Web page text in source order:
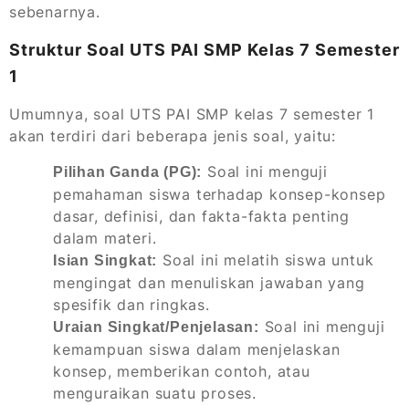
sebenarnya.
Struktur Soal UTS PAI SMP Kelas 7 Semester
1
Umumnya, soal UTS PAI SMP kelas 7 semester 1
akan terdiri dari beberapa jenis soal, yaitu:
Pilihan Ganda (PG): Soal ini menguji
pemahaman siswa terhadap konsep-konsep
dasar, definisi, dan fakta-fakta penting
dalam materi.
Isian Singkat: Soal ini melatih siswa untuk
mengingat dan menuliskan jawaban yang
spesifik dan ringkas.
Uraian Singkat/Penjelasan: Soal ini menguji
kemampuan siswa dalam menjelaskan
konsep, memberikan contoh, atau
menguraikan suatu proses.